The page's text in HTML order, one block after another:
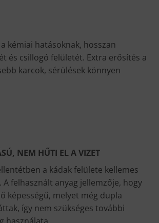
kémiai hatásoknak, hosszan
és csillogó felületét. Extra erősítés a
karcok, sérülések könnyen
NEM HŰTI EL A VIZET
a kádak felülete kellemes
felhasznált anyag jellemzője, hogy
képességű, melyet még dupla
így nem szükséges további